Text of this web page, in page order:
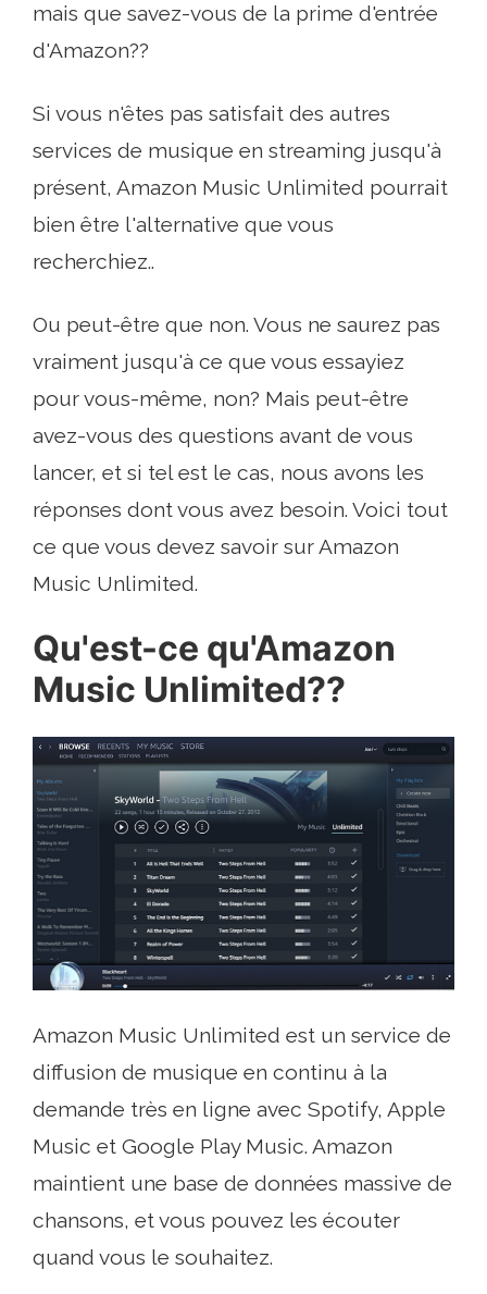
mais que savez-vous de la prime d'entrée
d'Amazon??
Si vous n'êtes pas satisfait des autres
services de musique en streaming jusqu'à
présent, Amazon Music Unlimited pourrait
bien être l'alternative que vous
recherchiez..
Ou peut-être que non. Vous ne saurez pas
vraiment jusqu'à ce que vous essayiez
pour vous-même, non? Mais peut-être
avez-vous des questions avant de vous
lancer, et si tel est le cas, nous avons les
réponses dont vous avez besoin. Voici tout
ce que vous devez savoir sur Amazon
Music Unlimited.
Qu'est-ce qu'Amazon
Music Unlimited??
Amazon Music Unlimited est un service de
diffusion de musique en continu à la
demande très en ligne avec Spotify, Apple
Music et Google Play Music. Amazon
maintient une base de données massive de
chansons, et vous pouvez les écouter
quand vous le souhaitez.